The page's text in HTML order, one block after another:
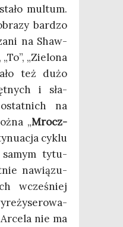
mul­tum.
bar­dzo
na Shaw­
„Zie­lo­na
też dużo
i sła­
na
„Mrocz­
cyklu
tytu­
nawią­zu­
wcze­śniej
nie ma